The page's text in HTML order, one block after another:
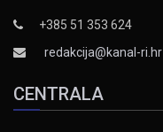
+385 51 353 624
redakcija@kanal-ri.hr
CENTRALA